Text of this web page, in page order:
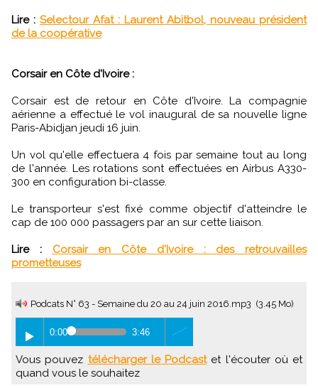
Lire : Selectour Afat : Laurent Abitbol, nouveau président
de la coopérative
Corsair en Côte d'Ivoire :
Corsair est de retour en Côte d'Ivoire. La compagnie
aérienne a effectué le vol inaugural de sa nouvelle ligne
Paris-Abidjan jeudi 16 juin.
Un vol qu'elle effectuera 4 fois par semaine tout au long
de l'année. Les rotations sont effectuées en Airbus A330-
300 en configuration bi-classe.
Le transporteur s'est fixé comme objectif d'atteindre le
cap de 100 000 passagers par an sur cette liaison.
Lire :
Corsair en Côte d'Ivoire : des retrouvailles
prometteuses
Podcats N° 63 - Semaine du 20 au 24 juin 2016.mp3 (3.45 Mo)
0:00 3:46
Vous pouvez télécharger le Podcastet l'écouter où et
quand vous le souhaitez